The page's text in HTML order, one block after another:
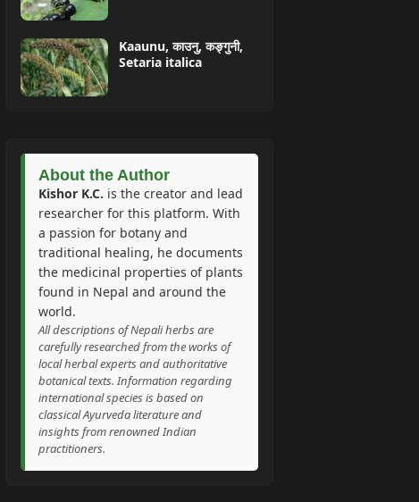
Kaaunu, काउनु, कङ्गुनी,
Setaria italica
About the Author
Kishor K.C. is the creator and lead
researcher for this platform. With
a passion for botany and
traditional healing, he documents
the medicinal properties of plants
found in Nepal and around the
world.
All descriptions of Nepali herbs are
carefully researched from the works of
local herbal experts and authoritative
botanical texts. Information regarding
international species is based on
classical Ayurveda literature and
insights from renowned Indian
practitioners.